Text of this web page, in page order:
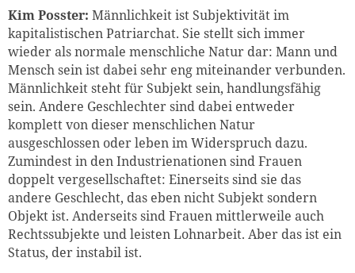
Kim Posster: Männlichkeit ist Subjektivität im
kapitalistischen Patriarchat. Sie stellt sich immer
wieder als normale menschliche Natur dar: Mann und
Mensch sein ist dabei sehr eng miteinander verbunden.
Männlichkeit steht für Subjekt sein, handlungsfähig
sein. Andere Geschlechter sind dabei entweder
komplett von dieser menschlichen Natur
ausgeschlossen oder leben im Widerspruch dazu.
Zumindest in den Industrienationen sind Frauen
doppelt vergesellschaftet: Einerseits sind sie das
andere Geschlecht, das eben nicht Subjekt sondern
Objekt ist. Anderseits sind Frauen mittlerweile auch
Rechtssubjekte und leisten Lohnarbeit. Aber das ist ein
Status, der instabil ist.